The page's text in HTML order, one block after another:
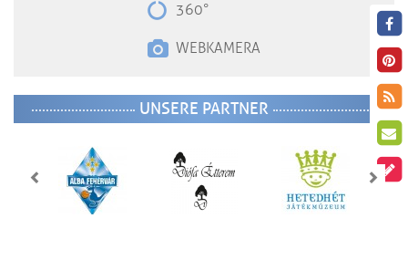
360°
WEBKAMERA
UNSERE PARTNER